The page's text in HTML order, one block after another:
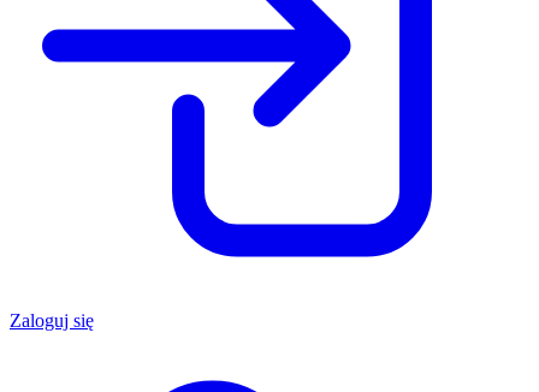
Zaloguj się